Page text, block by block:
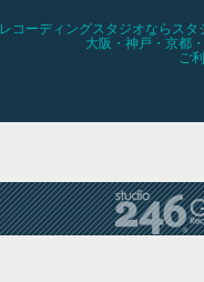
レコーディングスタジオならスタ
大阪・神戸・京都
ご